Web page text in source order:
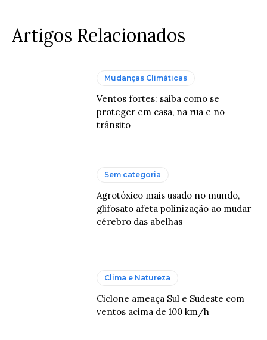
Artigos Relacionados
Mudanças Climáticas
Ventos fortes: saiba como se
proteger em casa, na rua e no
trânsito
Sem categoria
Agrotóxico mais usado no mundo,
glifosato afeta polinização ao mudar
cérebro das abelhas
Clima e Natureza
Ciclone ameaça Sul e Sudeste com
ventos acima de 100 km/h